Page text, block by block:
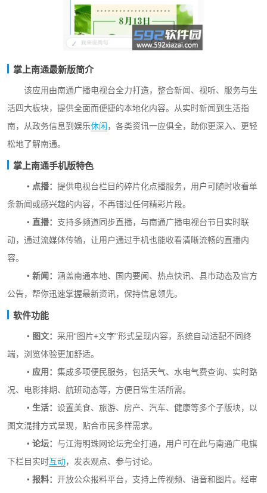
掌上南通最新版简介
该应用由南通广播电视台全力打造，整合新闻、视听、服务与生
活四大板块，提供全面而便捷的本地化内容。从实时新闻到生活指
南，从政务信息到娱乐休闲 ，各类资讯一应俱全，助你更深入、更轻
松地了解南通。
掌上南通手机版特色
・点播： 提供电视台栏目的碎片化点播服务，用户可随时收看单
条新闻或感兴趣的内容，不再错过任何精彩片段。
・直播： 支持多频道同步直播，与南通广播电视台节目实时联
动，通过流媒体传输，让用户通过手机也能收看清晰流畅的直播内
容。
・新闻： 涵盖南通本地、国内要闻、热点快讯、县市动态及官方
公告，帮你迅速掌握最新资讯，保持信息领先。
软件功能
・图文： 采用“图片+文字”形式呈现内容，系统自动适配不同终
端，浏览体验更加舒适。
・应用： 集成多项便民服务，包括天气、水电气费查询、实时路
况、电影排期、航班动态等，方便日常生活所需。
・生活： 设置美食、旅游、房产、汽车、健康等多个子版块，以
图文混排方式呈现，贴合市民多样需求。
・论坛： 与江海明珠网论坛完全打通，用户可在此与南通广电旗
下栏目实时互动，发表观点、参与讨论。
・报料： 开放公众报料平台，支持上传视频、语音和图片。经审